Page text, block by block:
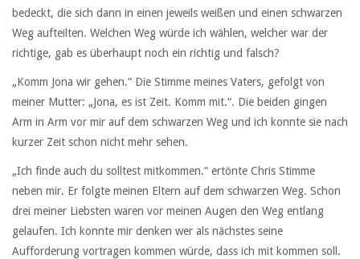
bedeckt, die sich dann in einen jeweils weißen und einen schwarzen
Weg aufteilten. Welchen Weg würde ich wählen, welcher war der
richtige, gab es überhaupt noch ein richtig und falsch?
„Komm Jona wir gehen.“ Die Stimme meines Vaters, gefolgt von
meiner Mutter: „Jona, es ist Zeit. Komm mit.“. Die beiden gingen
Arm in Arm vor mir auf dem schwarzen Weg und ich konnte sie nach
kurzer Zeit schon nicht mehr sehen.
„Ich finde auch du solltest mitkommen.“ ertönte Chris Stimme
neben mir. Er folgte meinen Eltern auf dem schwarzen Weg. Schon
drei meiner Liebsten waren vor meinen Augen den Weg entlang
gelaufen. Ich konnte mir denken wer als nächstes seine
Aufforderung vortragen kommen würde, dass ich mit kommen soll.